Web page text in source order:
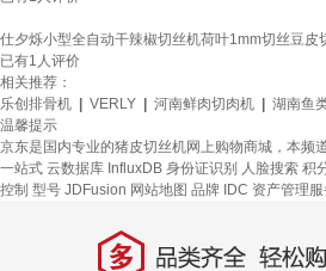
仕夕烁小型全自动干辣椒切丝机荷叶1mm切丝豆皮
已有1 人评价
相关推荐：
乐创排骨机
VERLY 河南鲜肉切肉机 湖南鱼
温馨提示
京东是国内专业的猪皮切丝机网上购物商城，本频
一站式 云数据库 InfluxDB 身份证识别 人脸搜索 积
控制 型号 JDFusion 网站地图 品牌 IDC 资产管理服
多 品类齐全，轻松购物